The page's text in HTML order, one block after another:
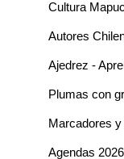
Cultura
Autores
Ajedrez -
Plumas con
Marcadores
Agendas 2026